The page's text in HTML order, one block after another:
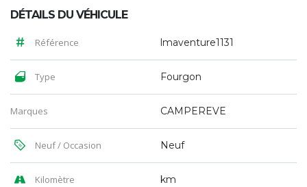
DÉTAILS DU VÉHICULE
Référence lmaventure1131
Type Fourgon
Marques CAMPEREVE
Neuf / Occasion Neuf
Kilomètre km